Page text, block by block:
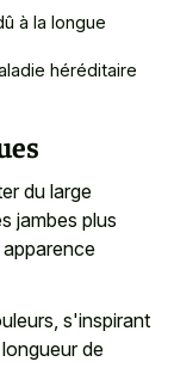
à la longue
héréditaire
du large
jambes plus
s'inspirant
de